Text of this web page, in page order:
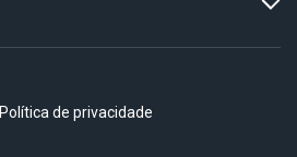
Política de privacidade